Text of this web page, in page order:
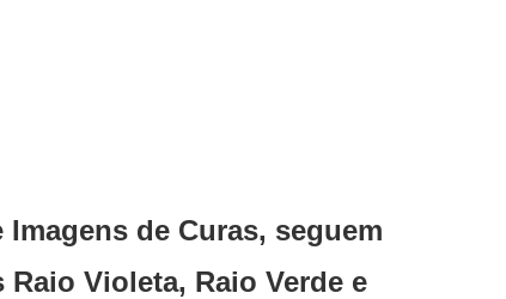
de Curas, seguem
Violeta, Raio Verde e